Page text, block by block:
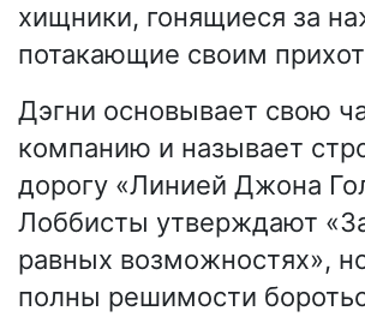
хищники, гонящиеся за
потакающие своим
Дэгни основывает свою
компанию и называет
дорогу «Линией Джона
Лоббисты утверждают
равных возможностях»,
полны решимости